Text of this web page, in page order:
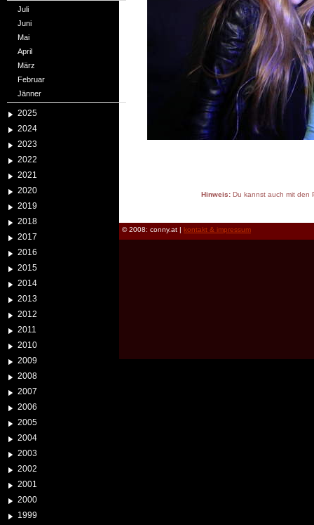
Juli
Juni
Mai
April
März
Februar
Jänner
2025
2024
2023
2022
2021
2020
2019
2018
2017
2016
2015
2014
2013
2012
2011
2010
2009
2008
2007
2006
2005
2004
2003
2002
2001
2000
1999
Hinweis:Du kannst auch mit den
© 2008: conny.at | kontakt & impressum